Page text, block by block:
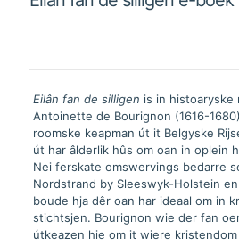
Eilân fan de silligen is in histoaryske
Antoinette de Bourignon (1616-
roomske keapman út it Belgyske
út har âlderlik hûs om oan in oplein
Nei ferskate omswervings bedarre
Nordstrand by Sleeswyk-Holstein
boude hja dêr oan har ideaal om in
stichtsjen. Bourignon wie der fan
útkeazen hie om it wiere